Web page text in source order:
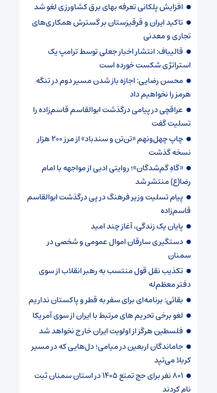
افزایش پلکانی تعرفه بهای برق کشاورزی لغو شد
تاکید ایران و قرقیزستان بر گسترش همکاری‌های
تجاری و معدنی
قالیباف: انتشار اخبار جعلی توسط ترامپ یک
استراتژی شکست خورده است
محسن رضایی: اجازه باز شدن مسیر دوم در تنگه
هرمز را نخواهیم داد
عراقچی در پیامی درگذشت ابوالقاسم قاسم‌زاده را
تسلیت گفت
چاپ چهل‌ونهم «تن‌تن و سندباد» از مرز ۲۰۰ هزار
نسخه گذشت
«گاهِ گم‌شدگان»؛ روایتی ادبی از مواجهه با امام
رضا(ع) منتشر شد
پیام تسلیت وزیر فرهنگ در پی درگذشت ابوالقاسم
قاسم‌زاده
پایان یک زندگی، آغاز چند امید
دستگیری سارقان اموال عمومی و شخصی در
سمنان
تکذیب نقل قول منتسب به رهبر انقلاب از سوی
دفتر معظم‌له
بقائی: برنامه‌ای برای سفر به قطر و پاکستان نداریم
لغو برخی تحریم های مرتبط با ایران از سوی آمریکا
فلسطین هرگز از اولویت ایران خارج نخواهد شد
جاماندگان اربعین در میامی؛ دل‌هایی که در مسیر
کربلا می‌تپد
۸۰۱ نفر برای حج تمتع ۱۴۰۵ در استان سمنان ثبت
نام کردند